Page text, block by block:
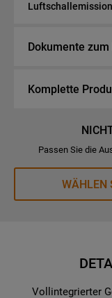
Dokumente
Komplette
Passen Sie die
WÄHLEN
Vollintegrierter